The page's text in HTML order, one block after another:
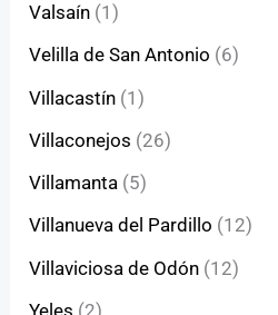
Valsaín (1)
Velilla de San Antonio (6)
Villacastín (1)
Villaconejos (26)
Villamanta (5)
Villanueva del Pardillo (12)
Villaviciosa de Odón (12)
Yeles (2)